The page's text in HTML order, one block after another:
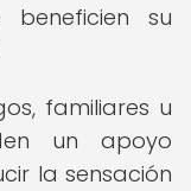
beneficien su
familiares u
un apoyo
la sensación